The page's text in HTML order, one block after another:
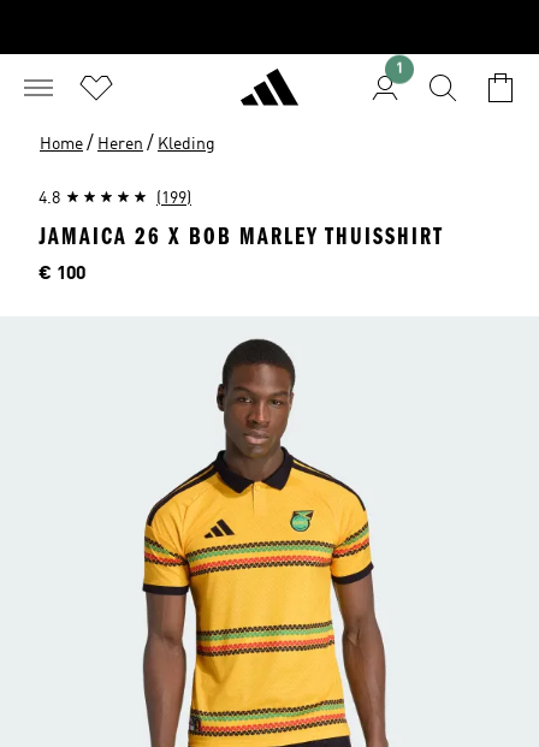
1
Home / Heren / Kleding
4.8 (199)
JAMAICA 26 X BOB MARLEY THUISSHIRT
Price
€ 100